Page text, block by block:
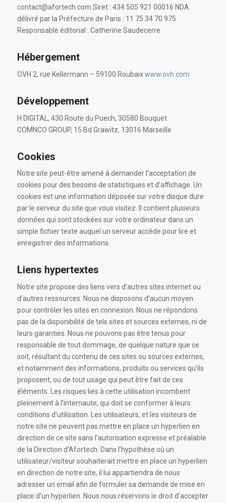
contact@afortech.com Siret : 434 505 921 00016 NDA
délivré par la Préfecture de Paris : 11 75 34 70 975
Responsable éditorial : Catherine Saudecerre
Hébergement
OVH 2, rue Kellermann – 59100 Roubaixwww.ovh.com
Développement
H DIGITAL, 430 Route du Puech, 30580 Bouquet
COMNCO GROUP, 15 Bd Grawitz, 13016 Marseille
Cookies
Notre site peut-être amené à demander l’acceptation de
cookies pour des besoins de statistiques et d’affichage. Un
cookies est une information déposée sur votre disque dure
par le serveur du site que vous visitez. Il contient plusieurs
données qui sont stockées sur votre ordinateur dans un
simple fichier texte auquel un serveur accède pour lire et
enregistrer des informations.
Liens hypertextes
Notre site propose des liens vers d’autres sites internet ou
d’autres ressources. Nous ne disposons d’aucun moyen
pour contrôler les sites en connexion. Nous ne répondons
pas de la disponibilité de tels sites et sources externes, ni de
leurs garanties. Nous ne pouvons pas être tenus pour
responsable de tout dommage, de quelque nature que ce
soit, résultant du contenu de ces sites ou sources externes,
et notamment des informations, produits ou services qu’ils
proposent, ou de tout usage qui peut être fait de ces
éléments. Les risques liés à cette utilisation incombent
pleinement à l’internaute, qui doit se conformer à leurs
conditions d’utilisation. Les utilisateurs, et les visiteurs de
notre site ne peuvent pas mettre en place un hyperlien en
direction de ce site sans l’autorisation expresse et préalable
de la Direction d’Afortech. Dans l’hypothèse où un
utilisateur/visiteur souhaiterait mettre en place un hyperlien
en direction de notre site, il lui appartiendra de nous
adresser un email afin de formuler sa demande de mise en
place d’un hyperlien. Nous nous réservons le droit d’accepter